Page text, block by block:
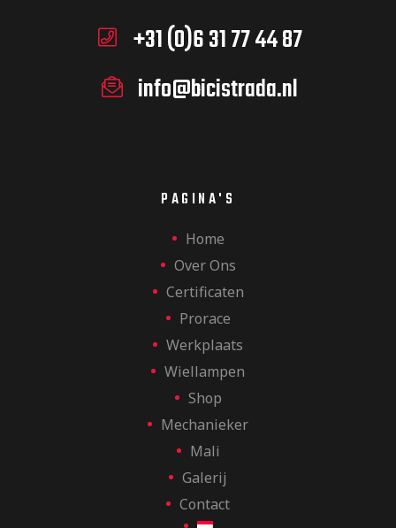
+31 (0)6 31 77 44 87
info@bicistrada.nl
PAGINA'S
Home
Over Ons
Certificaten
Prorace
Werkplaats
Wiellampen
Shop
Mechanieker
Mali
Galerij
Contact